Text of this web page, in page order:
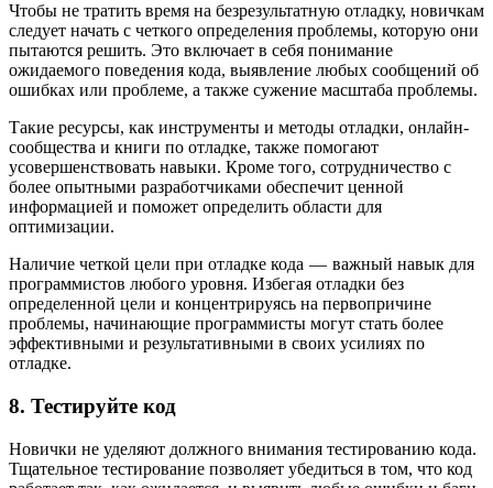
Чтобы не тратить время на безрезультатную отладку, новичкам
следует начать с четкого определения проблемы, которую они
пытаются решить. Это включает в себя понимание
ожидаемого поведения кода, выявление любых сообщений об
ошибках или проблеме, а также сужение масштаба проблемы.
Такие ресурсы, как инструменты и методы отладки, онлайн-
сообщества и книги по отладке, также помогают
усовершенствовать навыки. Кроме того, сотрудничество с
более опытными разработчиками обеспечит ценной
информацией и поможет определить области для
оптимизации.
Наличие четкой цели при отладке кода — важный навык для
программистов любого уровня. Избегая отладки без
определенной цели и концентрируясь на первопричине
проблемы, начинающие программисты могут стать более
эффективными и результативными в своих усилиях по
отладке.
8. Тестируйте код
Новички не уделяют должного внимания тестированию кода.
Тщательное тестирование позволяет убедиться в том, что код